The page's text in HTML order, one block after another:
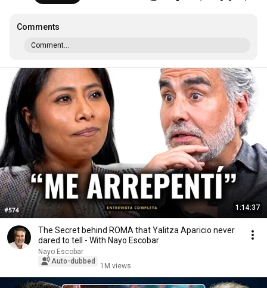
Comments
Comment...
1:14:37
The Secret behind ROMA that Yalitza Aparicio never
dared to tell - With Nayo Escobar
Nayo Escobar
Auto-dubbed
1M views